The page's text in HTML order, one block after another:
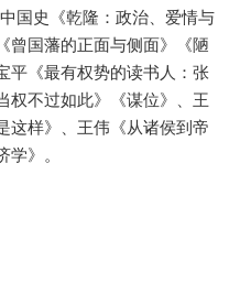
国史《乾隆：政治、爱情与
曾国藩的正面与侧面》《陋
平《最有权势的读书人：张
权不过如此》《谋位》、王
这样》、王伟《从诸侯到帝
》。